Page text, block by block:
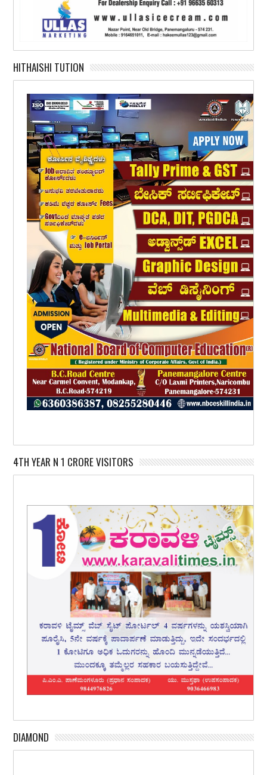
HITHAISHI TUTION
4TH YEAR N 1 CRORE VISITORS
DIAMOND